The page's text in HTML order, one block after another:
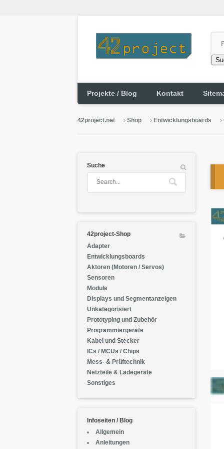
Projekte / Blog Kontakt
42project.net Shop Entwicklungsboards
Suche
42project-Shop
Adapter
Entwicklungsboards
Aktoren (Motoren / Servos)
Sensoren
Module
Displays und Segmentanzeigen
Unkategorisiert
Prototyping und Zubehör
Programmiergeräte
Kabel und Stecker
ICs / MCUs / Chips
Mess- & Prüftechnik
Netzteile & Ladegeräte
Sonstiges
Infoseiten / Blog
Allgemein
Anleitungen